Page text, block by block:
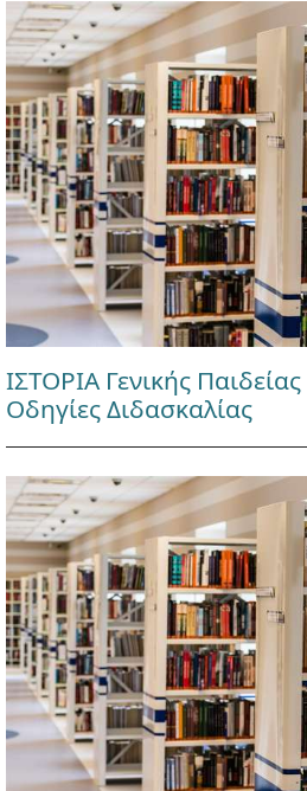
ΙΣΤΟΡΙΑ Γενικής
Οδηγίες Διδασκαλίας